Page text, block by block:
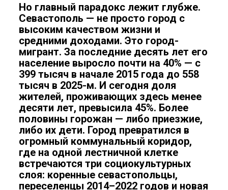
Но главный парадокс лежит глубже.
Севастополь — не просто город с
высоким качеством жизни и
средними доходами. Это город-
мигрант. За последние десять лет его
население выросло почти на 40% — с
399 тысяч в начале 2015 года до 558
тысяч в 2025-м. И сегодня доля
жителей, проживающих здесь менее
десяти лет, превысила 45%. Более
половины горожан — либо приезжие,
либо их дети. Город превратился в
огромный коммунальный коридор,
где на одной лестничной клетке
встречаются три социокультурных
слоя: коренные севастопольцы,
переселенцы 2014–2022 годов и новая